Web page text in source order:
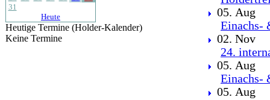
31
Heute
Heutige Termine (Holder-Kalender)
Keine Termine
05. Aug
Einachs-
02. Nov
24.
05. Aug
Einachs-
05. Aug